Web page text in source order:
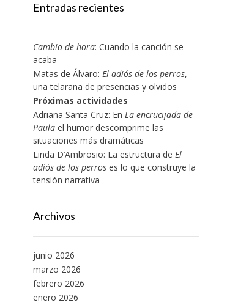
Entradas recientes
Cambio de hora: Cuando la canción se
acaba
Matas de Álvaro: El adiós de los perros,
una telaraña de presencias y olvidos
Próximas actividades
Adriana Santa Cruz: En La encrucijada de
Paulael humor descomprime las
situaciones más dramáticas
Linda D’Ambrosio: La estructura de El
adiós de los perroses lo que construye la
tensión narrativa
Archivos
junio 2026
marzo 2026
febrero 2026
enero 2026